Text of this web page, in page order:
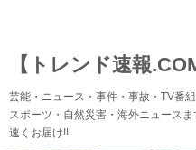
【トレンド速報
芸能・ニュース・事件・事故・TV番
スポーツ・自然災害・海外ニュース
速くお届け!!